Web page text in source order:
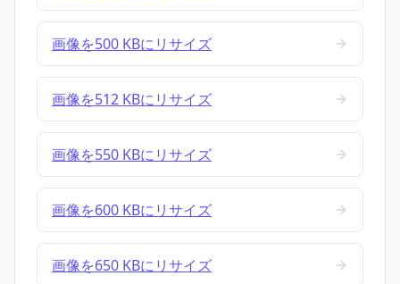
画像を500 KBにリサイズ
画像を512 KBにリサイズ
画像を550 KBにリサイズ
画像を600 KBにリサイズ
画像を650 KBにリサイズ